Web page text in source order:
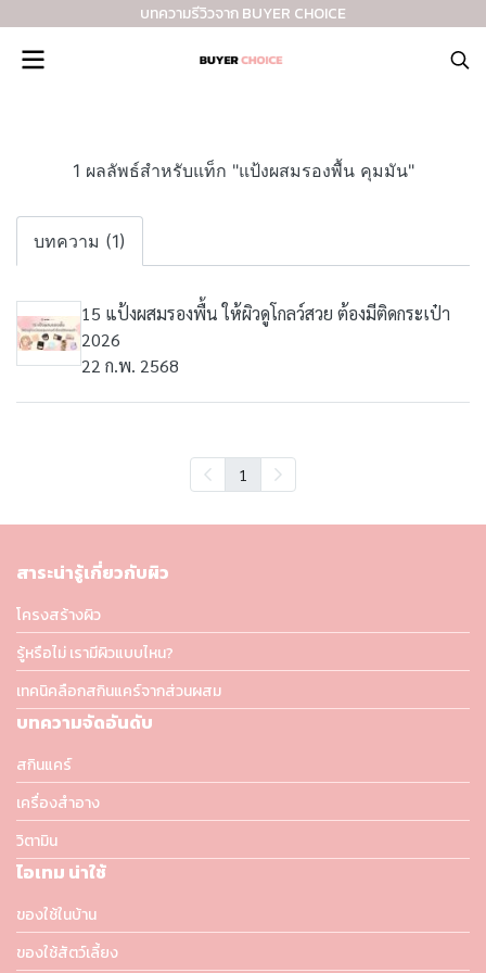
บทความรีวิวจาก BUYER CHOICE
1 ผลลัพธ์สำหรับแท็ก "แป้งผสมรองพื้น คุมมัน"
บทความ (1)
15 แป้งผสมรองพื้น ให้ผิวดูโกลว์สวย ต้องมีติดกระเป๋า
2026
22 ก.พ. 2568
1
สาระน่ารู้เกี่ยวกับผิว
โครงสร้างผิว
รู้หรือไม่ เรามีผิวแบบไหน?
เทคนิคลือกสกินแคร์จากส่วนผสม
บทความจัดอันดับ
สกินแคร์
เครื่องสำอาง
วิตามิน
ไอเทม น่าใช้
ของใช้ในบ้าน
ของใช้สัตว์เลี้ยง